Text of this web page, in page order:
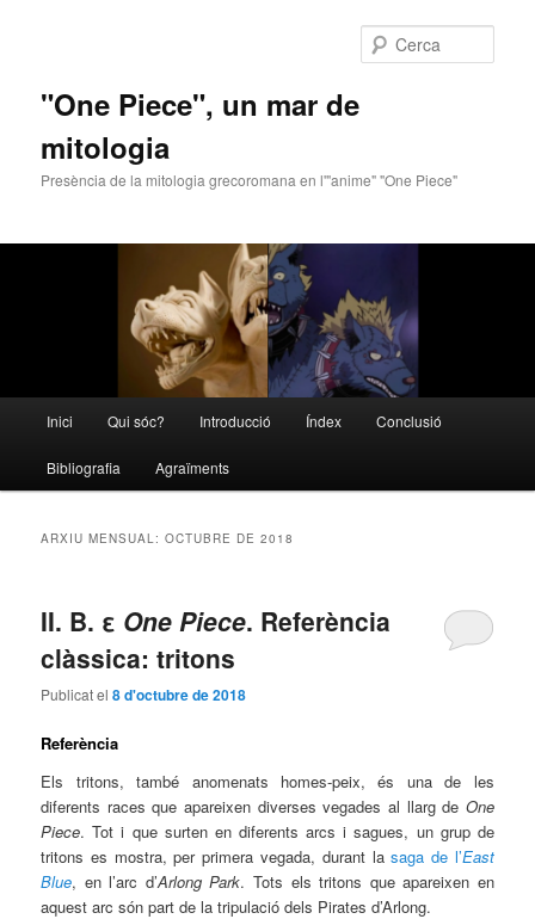
"One Piece", un mar de
mitologia
Presència de la mitologia grecoromana en l'"anime" "One Piece"
principal
Aneu
al
Aneu
al
Inici Qui sóc? Introducció Índex Conclusió
Bibliografia Agraïments
ARXIU MENSUAL:OCTUBRE DE 2018
II. B. ε One Piece. Referència
clàssica: tritons
Publicat el8 d'octubre de 2018
Referència
Els tritons, també anomenats homes-peix, és una de les
diferents races que apareixen diverses vegades al llarg de One
Piece. Tot i que surten en diferents arcs i sagues, un grup de
tritons es mostra, per primera vegada, durant lasaga de l’East
Blue, en l’arc d’Arlong Park. Tots els tritons que apareixen en
aquest arc són part de la tripulació dels Pirates d’Arlong.